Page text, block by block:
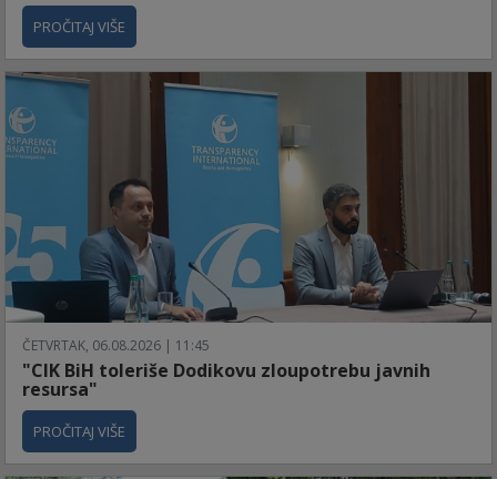
PROČITAJ VIŠE
ČETVRTAK, 06.08.2026 | 11:45
"CIK BiH toleriše Dodikovu zloupotrebu javnih
resursa"
PROČITAJ VIŠE